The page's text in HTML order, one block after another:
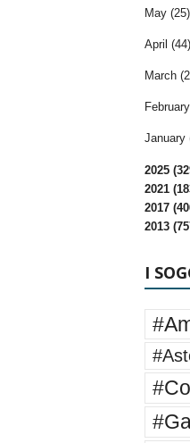
May (25)
April (44)
March
January
2025
2021
2017
2013
I